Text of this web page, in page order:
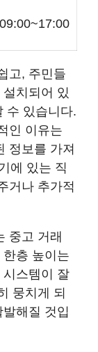
09:00~17:00
고, 주민들
치되어 있
수 있습니다.
인 이유는
정보를 가져
에 있는 직
거나 추가적
중고 거래
층 높이는
시스템이 잘
뭉치게 되
해질 것입